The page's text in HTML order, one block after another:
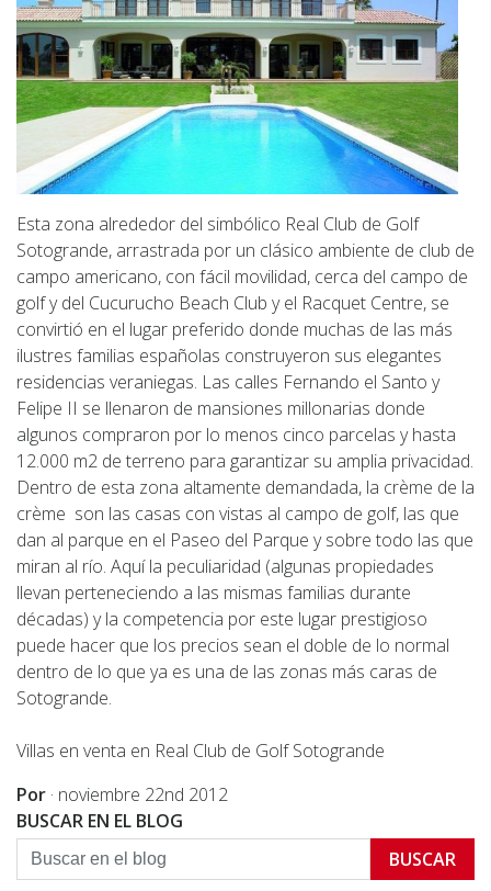
Esta zona alrededor del simbólico Real Club de Golf
Sotogrande, arrastrada por un clásico ambiente de club de
campo americano, con fácil movilidad, cerca del campo de
golf y del Cucurucho Beach Club y el Racquet Centre, se
convirtió en el lugar preferido donde muchas de las más
ilustres familias españolas construyeron sus elegantes
residencias veraniegas. Las calles Fernando el Santo y
Felipe II se llenaron de mansiones millonarias donde
algunos compraron por lo menos cinco parcelas y hasta
12.000 m2 de terreno para garantizar su amplia privacidad.
Dentro de esta zona altamente demandada, la crème de la
crème son las casas con vistas al campo de golf, las que
dan al parque en el Paseo del Parque y sobre todo las que
miran al río. Aquí la peculiaridad (algunas propiedades
llevan perteneciendo a las mismas familias durante
décadas) y la competencia por este lugar prestigioso
puede hacer que los precios sean el doble de lo normal
dentro de lo que ya es una de las zonas más caras de
Sotogrande.
Villas en venta en Real Club de Golf Sotogrande
Por · noviembre 22nd 2012
BUSCAR EN EL BLOG
BUSCAR